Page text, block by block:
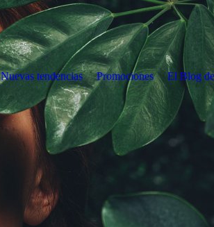
Nuevas tendencias Promociones El Blog